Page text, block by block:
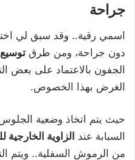
جراحة
اسمي رقية.. وقد سبق لي
دون جراحة، ومن طرق توسيع
الجفون بالاعتماد على بعض
الغرض بهذا الخصوص.
حيث يتم اتخاذ وضعية
السبابة عند الزاوية الخارجية
من الرموش السفلية.. ويتم